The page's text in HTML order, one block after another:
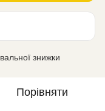
знижки
Порівняти